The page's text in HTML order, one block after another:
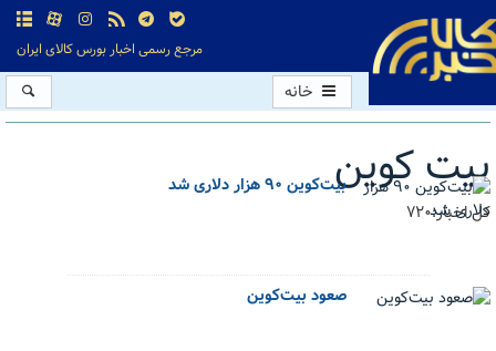
مرجع رسمی اخبار بورس کالای ایران
خانه
بیت کوین
کل اخبار:720
بیت‌کوین ۹۰ هزار دلاری شد
صعود بیت‌کوین